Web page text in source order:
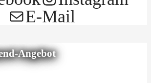
E-Mail
Angebot